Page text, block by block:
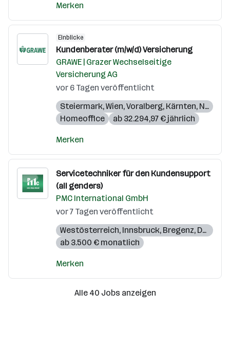
Merken
Einblicke
Kundenberater (m/w/d) Versicherung
GRAWE | Grazer Wechselseitige
Versicherung AG
vor 6 Tagen veröffentlicht
Steiermark,Wien,Voralberg, Kärnten, Niederösterreich
Homeoffice
ab 32.294,97 € jährlich
Merken
Servicetechniker für den Kundensupport
(all genders)
PMC International GmbH
vor 7 Tagen veröffentlicht
Westösterreich, Innsbruck, Bregenz, Dornbirn
ab 3.500 € monatlich
Merken
Alle 40 Jobs anzeigen